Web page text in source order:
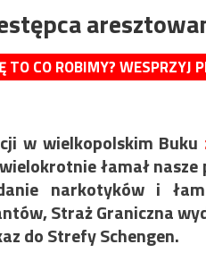
TO CO ROBIMY? WESPRZYJ
w wielkopolskim Buku
łamał
narkotyków i
Straż Graniczna
do Strefy Schengen.